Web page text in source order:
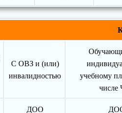
С ОВЗ и (или)
инвалидностью
учебному
числе
ДОО